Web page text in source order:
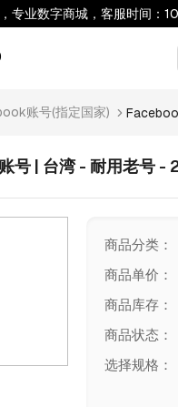
专业数字商城，客服时间：
账号(指定国家)
号 | 台湾 - 耐用老号
商品分类 ：
商品单价 ：
商品库存 ：
商品状态 ：
选择规格 ：